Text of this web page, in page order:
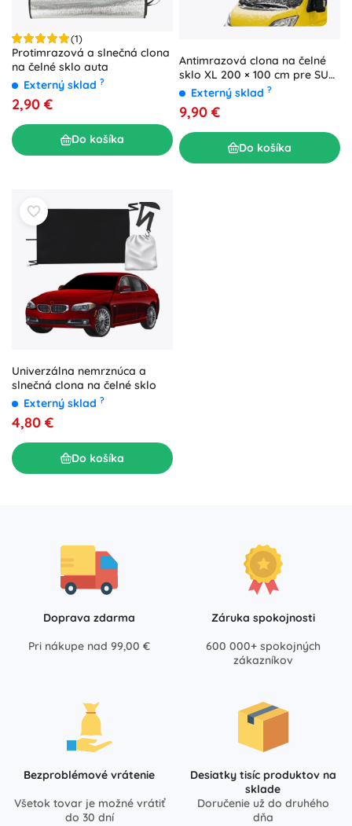
(1)
Protimrazová a slnečná clona
na čelné sklo auta
Externý sklad ?
2,90 €
Do košíka
Antimrazová clona na čelné
sklo XL 200 × 100 cm pre SUV,
van a bus XTROBB
Externý sklad ?
9,90 €
Do košíka
Univerzálna nemrznúca a
slnečná clona na čelné sklo
Externý sklad ?
4,80 €
Do košíka
Doprava zdarma
Pri nákupe nad 99,00 €
Záruka spokojnosti
600 000+ spokojných
zákazníkov
Bezproblémové vrátenie
Všetok tovar je možné vrátiť
do 30 dní
Desiatky tisíc produktov na
sklade
Doručenie už do druhého
dňa